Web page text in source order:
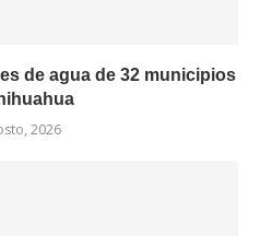
de agua de 32 municipios
2026